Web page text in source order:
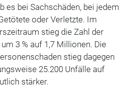
es bei Sachschäden, bei jedem
oder Verletzte. Im
stieg die Zahl der
3 % auf 1,7 Millionen. Die
stieg dagegen
25.200 Unfälle auf
stärker.